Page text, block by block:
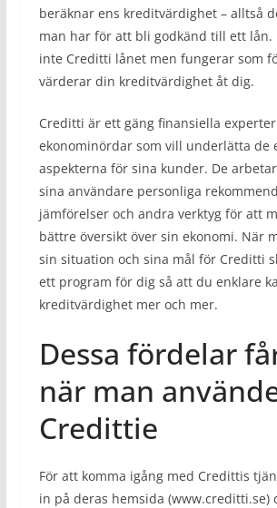
beräknar ens kreditvärdighet – alltså
man har för att bli godkänd till ett lån.
inte Creditti lånet men fungerar som
värderar din kreditvärdighet åt dig.
Creditti är ett gäng finansiella
ekonominördar som vill underlätta de
aspekterna för sina kunder. De
sina användare personliga
jämförelser och andra verktyg för att
bättre översikt över sin ekonomi. När
sin situation och sina mål för Creditti
ett program för dig så att du enklare
kreditvärdighet mer och mer.
Dessa fördelar
när man
Credittie
För att komma igång med Credittis
in på deras hemsida (www.creditti.se)